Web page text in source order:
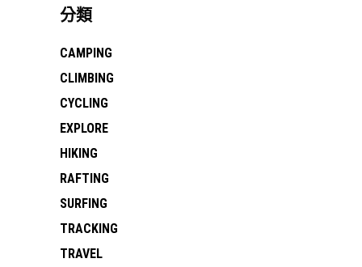
分類
CAMPING
CLIMBING
CYCLING
EXPLORE
HIKING
RAFTING
SURFING
TRACKING
TRAVEL